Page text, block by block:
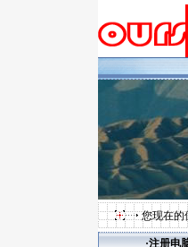
您现在的
·注册电